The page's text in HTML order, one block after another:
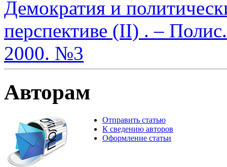
Демократия и
перспективе (II) . –
2000. №3
Авторам
Отправить статью
К сведению авторов
Оформление статьи